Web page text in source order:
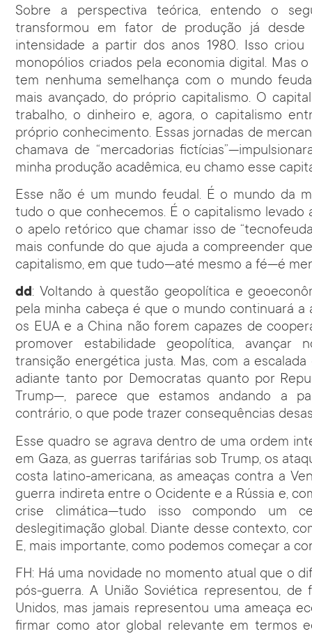
Sobre a perspectiva teórica, entendo o
transformou em fator de produção já
intensidade a partir dos anos 1980. Isso
monopólios criados pela economia digital. Mas
tem nenhuma semelhança com o mundo
mais avançado, do próprio capitalismo. O
trabalho, o dinheiro e, agora, o capitalismo
próprio conhecimento. Essas jornadas de
chamava de “mercadorias
minha produção acadêmica, eu chamo esse
Esse não é um mundo feudal. É o mundo da
tudo o que conhecemos. É o capitalismo levado
o apelo retórico que chamar isso de
mais confunde do que ajuda a compreender
capitalismo, em que tudo—até mesmo a fé—é
dd: Voltando à questão geopolítica e
pela minha cabeça é que o mundo continuará
os EUA e a China não forem capazes de
promover estabilidade geopolítica, avançar
transição energética justa. Mas, com a
adiante tanto por Democratas quanto por
Trump—, parece que estamos andando a
contrário, o que pode trazer consequências
Esse quadro se agrava dentro de uma ordem
em Gaza, as guerras tarifárias sob Trump, os
costa latino-americana, as ameaças contra a
guerra indireta entre o Ocidente e a Rússia e,
crise climática—tudo isso compondo um
deslegitimação global. Diante desse contexto,
E, mais importante, como podemos começar a
FH: Há uma novidade no momento atual que o
pós-guerra. A União Soviética representou, de
Unidos, mas jamais representou uma ameaça
firmar como ator global relevante em termos